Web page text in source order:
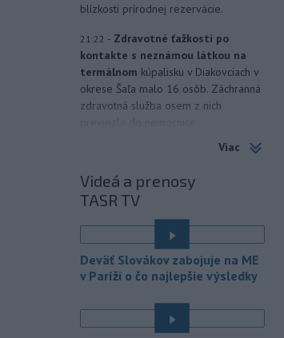
blízkosti prírodnej rezervácie.
21:22 - Zdravotné ťažkosti po
kontakte s neznámou látkou na
termálnom kúpalisku v Diakovciach v
okrese Šaľa malo 16 osôb. Záchranná
zdravotná služba osem z nich
Ugandský parlament vo
ugandských vojakovdo
palestínskeho Pásma Gazy, kde by
mali pôsobiť v rámci medzinárodných
stabilizačných síl, ktoré navrhol
americký prezident Donald Trump.
20:07 - Anglická futbalová asociácia
Medzinárodnej
futbalovej federácie (FIFA) Giannimu
Viac
Videá a prenosy
TASR TV
Deväť Slovákov zabojuje na ME
v Paríži o čo najlepšie výsledky